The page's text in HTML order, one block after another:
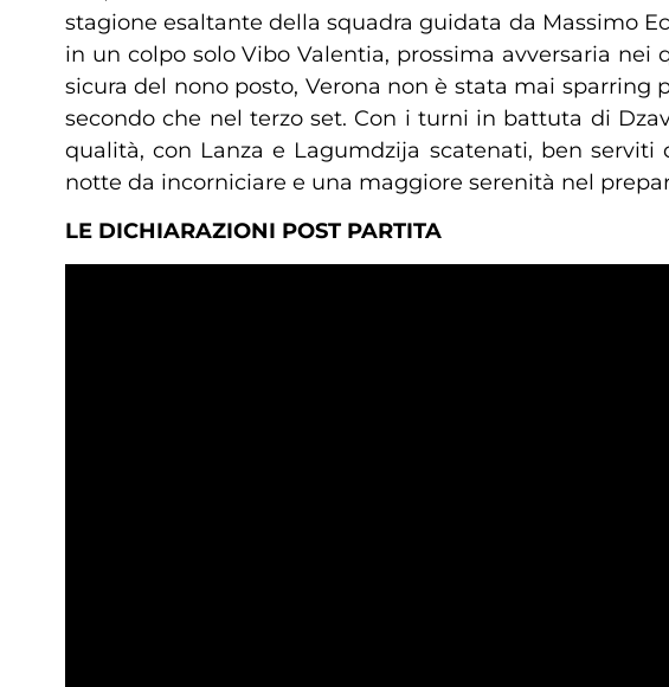
stagione esaltante della squadra guidata da Massimo
in un colpo solo Vibo Valentia, prossima avversaria
sicura del nono posto, Verona non è stata mai
secondo che nel terzo set. Con i turni in battuta di
qualità, con Lanza e Lagumdzija scatenati, ben
notte da incorniciare e una maggiore serenità nel
LE DICHIARAZIONI POST PARTITA